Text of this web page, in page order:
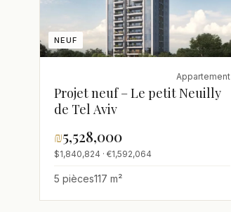
NEUF
Appartement
Projet neuf – Le petit Neuilly
de Tel Aviv
₪5,528,000
$1,840,824 · €1,592,064
5 pièces117 m²